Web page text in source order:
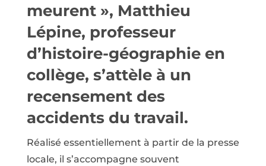
meurent », Matthieu
Lépine, professeur
d’histoire-géographie en
collège, s’attèle à un
recensement des
accidents du travail.
Réalisé essentiellement à partir de la presse
locale, il s’accompagne souvent